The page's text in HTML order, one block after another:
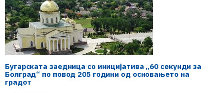
Бугарската заедница со иницијатива „60 секунди за
Болград“ по повод 205 години од основањето на
градот